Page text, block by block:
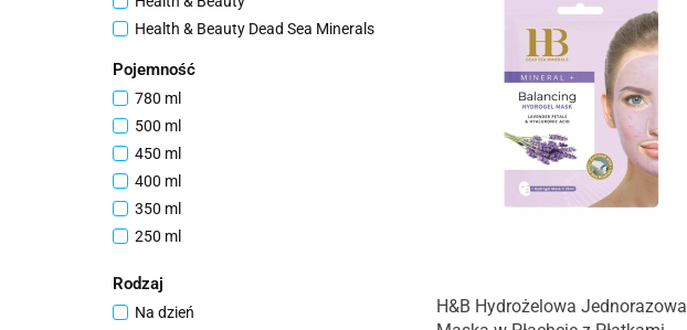
Health & Beauty Dead Sea Minerals
Pojemność
780 ml
500 ml
450 ml
400 ml
350 ml
250 ml
200 ml
180 ml
Rodzaj
Na dzień
H&B Hydrożelowa Jednorazowa